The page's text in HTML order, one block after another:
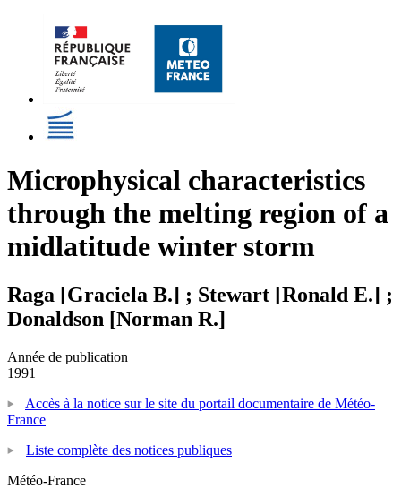
Microphysical characteristics
through the melting region of a
midlatitude winter storm
Raga [Graciela B.] ; Stewart [Ronald E.] ;
Donaldson [Norman R.]
Année de publication
1991
Accès à la notice sur le site du portail documentaire de Météo-
France
Liste complète des notices publiques
Météo-France